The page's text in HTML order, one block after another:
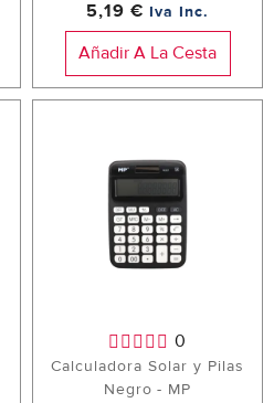
5,19 € Iva Inc.
Añadir A La Cesta
0
Calculadora Solar y Pilas
Negro - MP